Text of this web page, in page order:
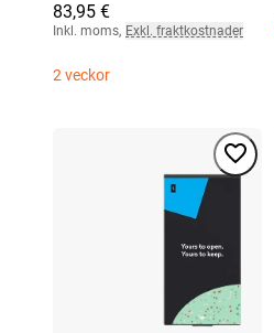
83,95 €
Inkl. moms, Exkl. fraktkostnader
2 veckor